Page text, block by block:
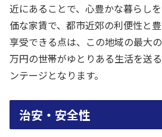
近にあることで、心豊かな暮らし
価な家賃で、都市近郊の利便性と
享受できる点は、この地域の最大
万円の世帯がゆとりある生活を送
ンテージとなります。
治安・安全性